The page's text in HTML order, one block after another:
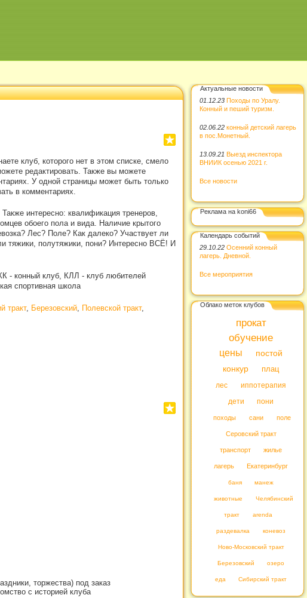
клуб, которого нет в этом списке, смело
редактировать. Также вы можете
У одной страницы может быть только
в комментариях.
интересно: квалификация тренеров,
обоего пола и вида. Наличие крытого
Лес? Поле? Как далеко? Участвует ли
тяжики, полутяжики, пони? Интересно ВСЁ! И
- конный клуб, КЛЛ - клуб любителей
спортивная школа
тракт, Березовский Полевской тракт,
торжества) под заказ
с историей клуба
Актуальные новости
01.12.23 Походы по Уралу.
Конный и пеший туризм.
02.06.22 конный детский лагерь
в пос.Монетный.
13.09.21 Выезд инспектора
ВНИИК осенью 2021 г.
Все новости
Реклама на koni66
Календарь событий
29.10.22 Осенний конный
лагерь. Дневной.
Все мероприятия
Облако меток клубов
прокат
обучение
цены
постой
конкур
плац
лес
иппотерапия
дети
пони
походы сани поле
Серовский тракт
транспорт жилье
лагерь Екатеринбург
баня манеж
животные Челябинский
тракт arenda
раздевалка коневоз
Ново-Московский тракт
Березовский озеро
еда Сибирский тракт